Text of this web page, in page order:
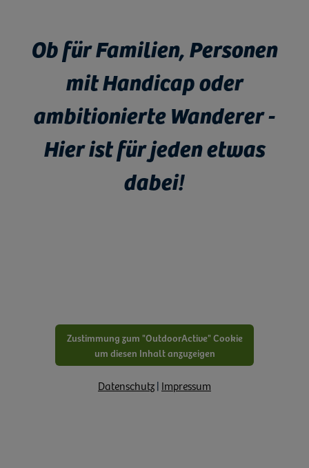
Ob für Familien, Personen
mit Handicap oder
ambitionierte Wanderer -
Hier ist für jeden etwas
dabei!
Zustimmung zum "OutdoorActive" Cookie
um diesen Inhalt anzuzeigen
Datenschutz| Impressum